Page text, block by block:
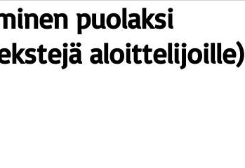
puolaksi
aloittelijoille)